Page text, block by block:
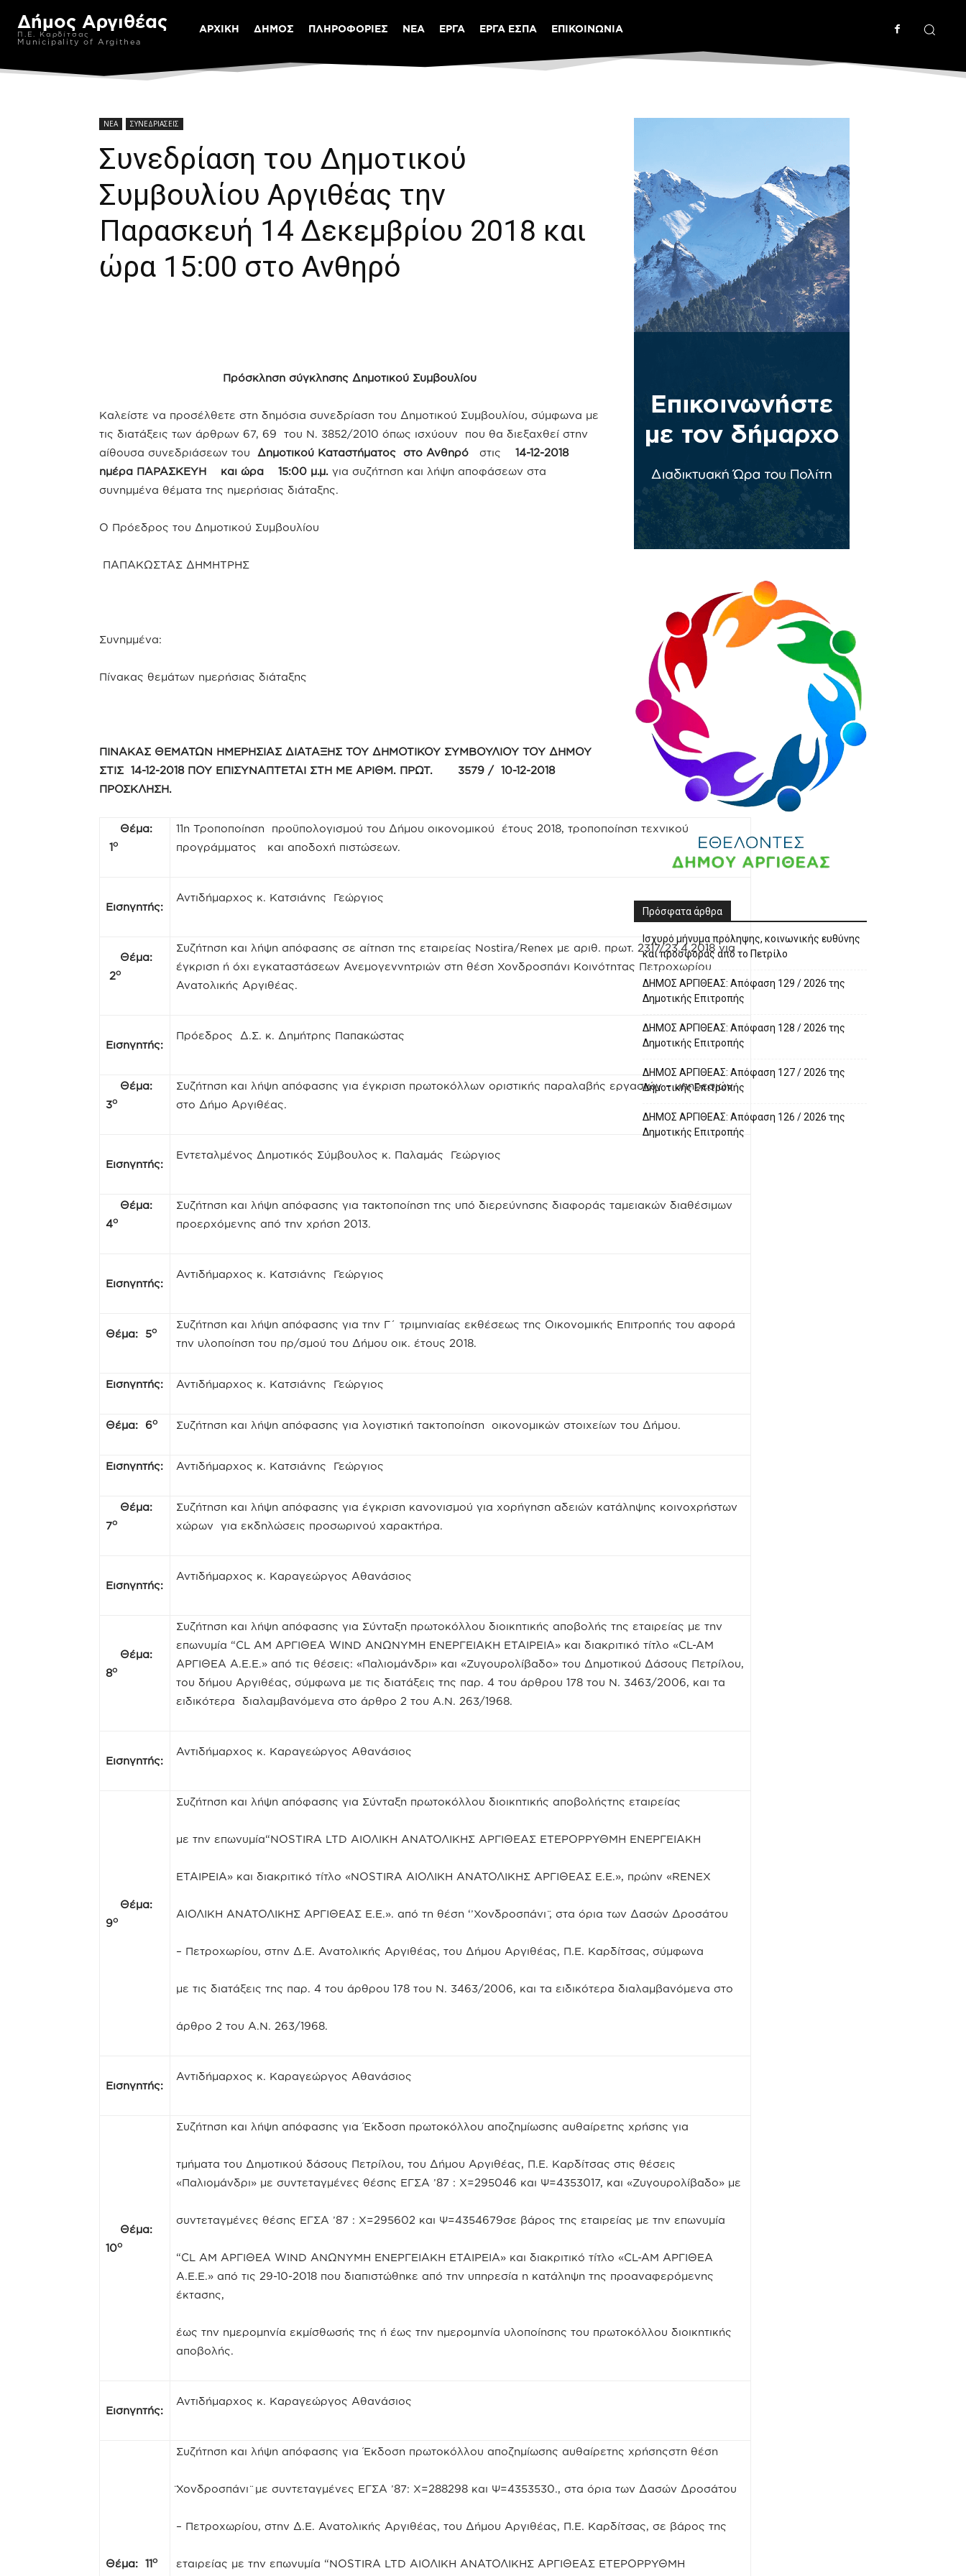
Δήμος Αργιθέας
Π.Ε. Καρδίτσας
Municipality of Argithea
ΑΡΧΙΚΗ ΔΗΜΟΣ ΠΛΗΡΟΦΟΡΙΕΣ ΝΕΑ ΕΡΓΑ ΕΡΓΑ ΕΣΠΑ ΕΠΙΚΟΙΝΩΝΙΑ
ΝΕΑ ΣΥΝΕΔΡΙΑΣΕΙΣ
Συνεδρίαση του Δημοτικού
Συμβουλίου Αργιθέας την
Παρασκευή 14 Δεκεμβρίου 2018 και
ώρα 15:00 στο Ανθηρό
Πρόσκληση σύγκλησης Δημοτικού Συμβουλίου
Καλείστε να προσέλθετε στη δημόσια συνεδρίαση του Δημοτικού Συμβουλίου, σύμφωνα με
τις διατάξεις των άρθρων 67, 69 του Ν. 3852/2010 όπως ισχύουν που θα διεξαχθεί στην
αίθουσα συνεδριάσεων του Δημοτικού Καταστήματος στο Ανθηρό στις
14-12-2018
ημέρα ΠΑΡΑΣΚΕΥΗ και ώρα 15:00 μ.μ. για συζήτηση και λήψη αποφάσεων στα
συνημμένα θέματα της ημερήσιας διάταξης.
Ο Πρόεδρος του Δημοτικού Συμβουλίου
ΠΑΠΑΚΩΣΤΑΣ ΔΗΜΗΤΡΗΣ
Συνημμένα:
Πίνακας θεμάτων ημερήσιας διάταξης
ΠΙΝΑΚΑΣ ΘΕΜΑΤΩΝ ΗΜΕΡΗΣΙΑΣ ΔΙΑΤΑΞΗΣ ΤΟΥ ΔΗΜΟΤΙΚΟΥ ΣΥΜΒΟΥΛΙΟΥ ΤΟΥ ΔΗΜΟΥ
ΣΤΙΣ 14-12-2018 ΠΟΥ ΕΠΙΣΥΝΑΠΤΕΤΑΙ ΣΤΗ ΜΕ ΑΡΙΘΜ. ΠΡΩΤ. 3579 / 10-12-2018
ΠΡΟΣΚΛΗΣΗ.
Θέμα:
1ο
11η Τροποποίηση προϋπολογισμού του Δήμου οικονομικού έτους 2018, τροποποίηση τεχνικού
προγράμματος και αποδοχή πιστώσεων.
Εισηγητής:
Αντιδήμαρχος κ. Κατσιάνης Γεώργιος
Θέμα:
2ο
Συζήτηση και λήψη απόφασης σε αίτηση της εταιρείας Nostira/Renex με αριθ. πρωτ. 2317/23.4.2018 για
έγκριση ή όχι εγκαταστάσεων Ανεμογεννητριών στη θέση Χονδροσπάνι Κοινότητας Πετροχωρίου
Ανατολικής Αργιθέας.
Εισηγητής:
Πρόεδρος Δ.Σ. κ. Δημήτρης Παπακώστας
Θέμα:
3ο
Συζήτηση και λήψη απόφασης για έγκριση πρωτοκόλλων οριστικής παραλαβής εργασιών – υπηρεσιών
στο Δήμο Αργιθέας.
Εισηγητής:
Εντεταλμένος Δημοτικός Σύμβουλος κ. Παλαμάς Γεώργιος
Θέμα:
4ο
Συζήτηση και λήψη απόφασης για τακτοποίηση της υπό διερεύνησης διαφοράς ταμειακών διαθέσιμων
προερχόμενης από την χρήση 2013.
Εισηγητής:
Αντιδήμαρχος κ. Κατσιάνης Γεώργιος
Θέμα: 5ο
Συζήτηση και λήψη απόφασης για την Γ΄ τριμηνιαίας εκθέσεως της Οικονομικής Επιτροπής του αφορά
την υλοποίηση του πρ/σμού του Δήμου οικ. έτους 2018.
Εισηγητής: Αντιδήμαρχος κ. Κατσιάνης Γεώργιος
Θέμα: 6ο Συζήτηση και λήψη απόφασης για λογιστική τακτοποίηση οικονομικών στοιχείων του Δήμου.
Εισηγητής: Αντιδήμαρχος κ. Κατσιάνης Γεώργιος
Θέμα:
7ο
Συζήτηση και λήψη απόφασης για έγκριση κανονισμού για χορήγηση αδειών κατάληψης κοινοχρήστων
χώρων για εκδηλώσεις προσωρινού χαρακτήρα.
Εισηγητής:
Αντιδήμαρχος κ. Καραγεώργος Αθανάσιος
Θέμα:
8ο
Συζήτηση και λήψη απόφασης για Σύνταξη πρωτοκόλλου διοικητικής αποβολής της εταιρείας με την
επωνυμία “CL AM ΑΡΓΙΘΕΑ WIND ΑΝΩΝΥΜΗ ΕΝΕΡΓΕΙΑΚΗ ΕΤΑΙΡΕΙΑ» και διακριτικό τίτλο «CL-AM
ΑΡΓΙΘΕΑ Α.Ε.Ε.» από τις θέσεις: «Παλιομάνδρι» και «Ζυγουρολίβαδο» του Δημοτικού Δάσους Πετρίλου,
του δήμου Αργιθέας, σύμφωνα με τις διατάξεις της παρ. 4 του άρθρου 178 του Ν. 3463/2006, και τα
ειδικότερα διαλαμβανόμενα στο άρθρο 2 του Α.Ν. 263/1968.
Εισηγητής:
Αντιδήμαρχος κ. Καραγεώργος Αθανάσιος
Θέμα:
9ο
Συζήτηση και λήψη απόφασης για Σύνταξη πρωτοκόλλου διοικητικής αποβολήςτης εταιρείας
με την επωνυμία“NOSTIRA LTD ΑΙΟΛΙΚΗ ΑΝΑΤΟΛΙΚΗΣ ΑΡΓΙΘΕΑΣ ΕΤΕΡΟΡΡΥΘΜΗ ΕΝΕΡΓΕΙΑΚΗ
ΕΤΑΙΡΕΙΑ» και διακριτικό τίτλο «NOSTIRA ΑΙΟΛΙΚΗ ΑΝΑΤΟΛΙΚΗΣ ΑΡΓΙΘΕΑΣ Ε.Ε.», πρώην «RENΕX
ΑΙΟΛΙΚΗ ΑΝΑΤΟΛΙΚΗΣ ΑΡΓΙΘΕΑΣ Ε.Ε.». από τη θέση ‘’Χονδροσπάνι ̈, στα όρια των Δασών Δροσάτου
– Πετροχωρίου, στην Δ.Ε. Ανατολικής Αργιθέας, του Δήμου Αργιθέας, Π.Ε. Καρδίτσας, σύμφωνα
με τις διατάξεις της παρ. 4 του άρθρου 178 του Ν. 3463/2006, και τα ειδικότερα διαλαμβανόμενα στο
άρθρο 2 του Α.Ν. 263/1968.
Εισηγητής:
Αντιδήμαρχος κ. Καραγεώργος Αθανάσιος
Θέμα:
10ο
Συζήτηση και λήψη απόφασης για Έκδοση πρωτοκόλλου αποζημίωσης αυθαίρετης χρήσης για
τμήματα του Δημοτικού δάσους Πετρίλου, του Δήμου Αργιθέας, Π.Ε. Καρδίτσας στις θέσεις
«Παλιομάνδρι» με συντεταγμένες θέσης ΕΓΣΑ ’87 : Χ=295046 και Ψ=4353017, και «Ζυγουρολίβαδο» με
συντεταγμένες θέσης ΕΓΣΑ ’87 : Χ=295602 και Ψ=4354679σε βάρος της εταιρείας με την επωνυμία
“CL AM ΑΡΓΙΘΕΑ WIND ΑΝΩΝΥΜΗ ΕΝΕΡΓΕΙΑΚΗ ΕΤΑΙΡΕΙΑ» και διακριτικό τίτλο «CL-AM ΑΡΓΙΘΕΑ
Α.Ε.Ε.» από τις 29-10-2018 που διαπιστώθηκε από την υπηρεσία η κατάληψη της προαναφερόμενης
έκτασης,
έως την ημερομηνία εκμίσθωσής της ή έως την ημερομηνία υλοποίησης του πρωτοκόλλου διοικητικής
αποβολής.
Εισηγητής:
Αντιδήμαρχος κ. Καραγεώργος Αθανάσιος
Θέμα: 11ο
Συζήτηση και λήψη απόφασης για Έκδοση πρωτοκόλλου αποζημίωσης αυθαίρετης χρήσηςστη θέση
̈Χονδροσπάνι ̈ με συντεταγμένες ΕΓΣΑ ’87: Χ=288298 και Ψ=4353530., στα όρια των Δασών Δροσάτου
– Πετροχωρίου, στην Δ.Ε. Ανατολικής Αργιθέας, του Δήμου Αργιθέας, Π.Ε. Καρδίτσας, σε βάρος της
εταιρείας με την επωνυμία “NOSTIRA LTD ΑΙΟΛΙΚΗ ΑΝΑΤΟΛΙΚΗΣ ΑΡΓΙΘΕΑΣ ΕΤΕΡΟΡΡΥΘΜΗ
Πρόσφατα άρθρα
Ισχυρό μήνυμα πρόληψης, κοινωνικής ευθύνης
και προσφοράς από το Πετρίλο
ΔΗΜΟΣ ΑΡΓΙΘΕΑΣ: Απόφαση 129 / 2026 της
Δημοτικής Επιτροπής
ΔΗΜΟΣ ΑΡΓΙΘΕΑΣ: Απόφαση 128 / 2026 της
Δημοτικής Επιτροπής
ΔΗΜΟΣ ΑΡΓΙΘΕΑΣ: Απόφαση 127 / 2026 της
Δημοτικής Επιτροπής
ΔΗΜΟΣ ΑΡΓΙΘΕΑΣ: Απόφαση 126 / 2026 της
Δημοτικής Επιτροπής